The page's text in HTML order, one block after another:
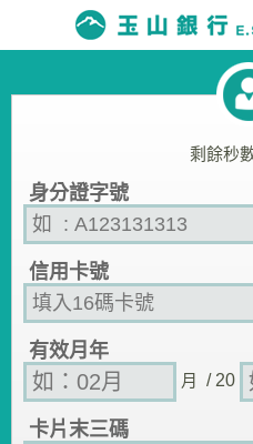
剩餘秒
身分證字號
信用卡號
有效月年
月 / 20
卡片末三碼